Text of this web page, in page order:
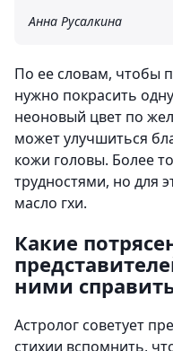
Анна Русалкина
По ее словам, чтобы
нужно покрасить
неоновый цвет по
может улучшиться
кожи головы. Более
трудностями, но для
масло гхи.
Какие
ними
Астролог советует
стихии вспомнить,